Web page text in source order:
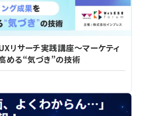
リサーチ実践講座～マーケティ
める“気づき”の技術